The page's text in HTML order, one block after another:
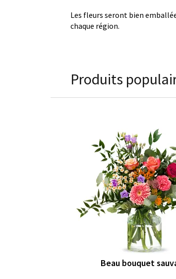
Les fleurs seront bien
chaque région.
Produits
Beau bouquet